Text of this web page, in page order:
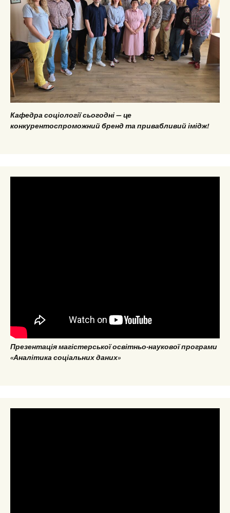
Кафедра соціології сьогодні — це
конкурентоспроможний бренд та привабливий імідж!
Презентація магістерської освітньо-наукової програми
«Аналітика соціальних даних»